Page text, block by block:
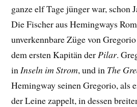
ganze elf Tage jünger war, schon
Die Fischer aus Hemingways
unverkennbare Züge von
dem ersten Kapitän der Pilar.
in Inseln im Strom, und in The
Hemingway seinen Gregorio, als
der Leine zappelt, in dessen